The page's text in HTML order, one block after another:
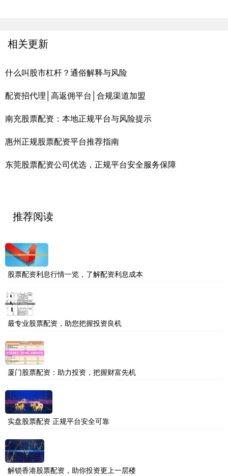
相关更新
什么叫股市杠杆？通俗解释与风险
配资招代理│高返佣平台│合规渠道加盟
南充股票配资：本地正规平台与风险提示
惠州正规股票配资平台推荐指南
东莞股票配资公司优选，正规平台安全服务保障
推荐阅读
股票配资利息行情一览，了解配资利息成本
最专业股票配资，助您把握投资良机
厦门股票配资：助力投资，把握财富先机
实盘股票配资 正规平台安全可靠
解锁香港股票配资，助你投资更上一层楼